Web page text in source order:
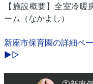
【施設概要】全室冷
ーム（なかよし）
新座市保育園の詳細ペ
▶▷